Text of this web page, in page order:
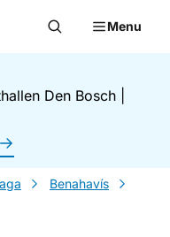
Menu
Den Bosch
Benahavís